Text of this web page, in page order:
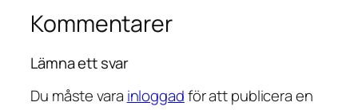
Kommentarer
Lämna ett svar
Du måste vara inloggadför att publicera en